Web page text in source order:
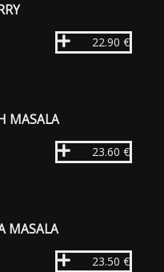
22.90 €
MASALA
23.60 €
MASALA
23.50 €